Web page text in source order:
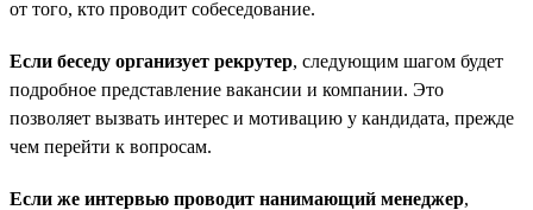
от того, кто проводит собеседование.
Если беседу организует рекрутер, следующим шагом будет
подробное представление вакансии и компании. Это
позволяет вызвать интерес и мотивацию у кандидата, прежде
чем перейти к вопросам.
Если же интервью проводит нанимающий менеджер,